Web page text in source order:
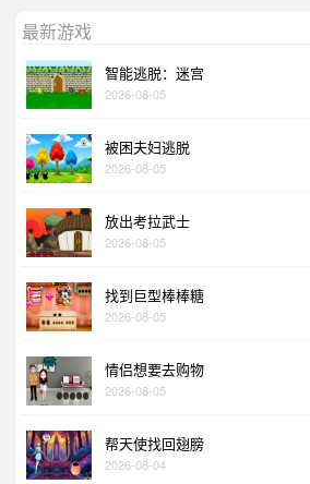
最新游戏
智能逃脱：迷宫
2026-08-05
被困夫妇逃脱
2026-08-05
放出考拉武士
2026-08-05
找到巨型棒棒糖
2026-08-05
情侣想要去购物
2026-08-05
帮天使找回翅膀
2026-08-04